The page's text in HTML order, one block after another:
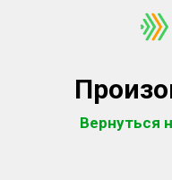
Вернуться